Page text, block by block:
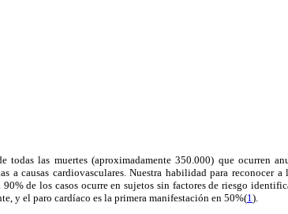
todas las muertes (aproximadamente 350.000) que ocurren
a causas cardiovasculares. Nuestra habilidad para reconocer a
de los casos ocurre en sujetos sin factores de riesgo
y el paro cardíaco es la primera manifestación en 50%(1 ).